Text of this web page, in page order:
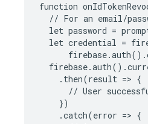
function
// For an email/
let password =
let credential =
    .then(result => {
// User
    })
    .catch(error => {